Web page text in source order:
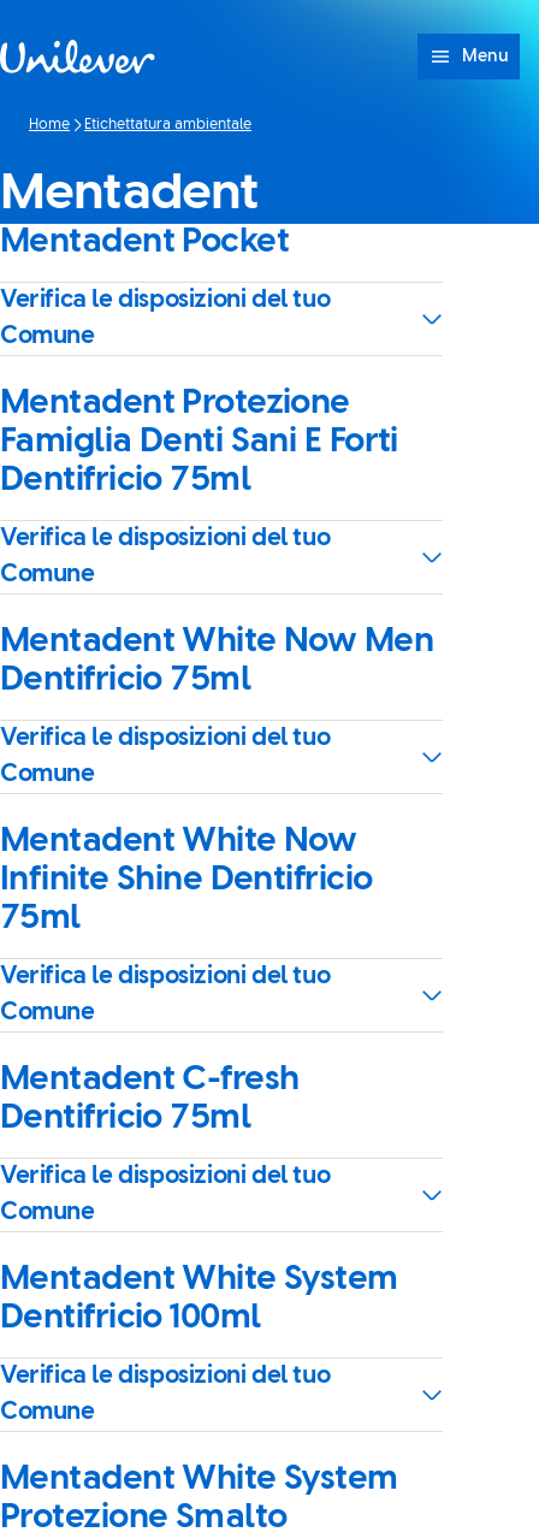
Menu
Home Etichettatura ambientale
Mentadent
Mentadent Pocket
Verifica le disposizioni del tuo
Comune
Mentadent Protezione
Famiglia Denti Sani E Forti
Dentifricio 75ml
Verifica le disposizioni del tuo
Comune
Mentadent White Now Men
Dentifricio 75ml
Verifica le disposizioni del tuo
Comune
Mentadent White Now
Infinite Shine Dentifricio
75ml
Verifica le disposizioni del tuo
Comune
Mentadent C-fresh
Dentifricio 75ml
Verifica le disposizioni del tuo
Comune
Mentadent White System
Dentifricio 100ml
Verifica le disposizioni del tuo
Comune
Mentadent White System
Protezione Smalto